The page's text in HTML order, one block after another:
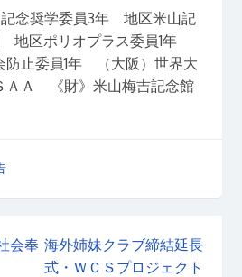
念奨学委員3年 地区米山記
地区ポリオプラス委員1年
防止委員1年 （大阪）世界大
ＡＡ 《財》米山梅吉記念館
会奉 海外姉妹クラブ締結延長
式・ＷＣＳプロジェクト